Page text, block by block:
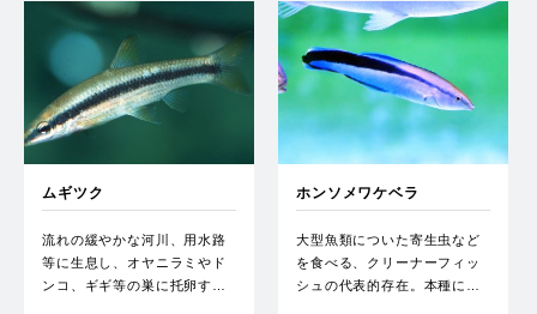
ムギツク
流れの緩やかな河川、用水路
等に生息し、オヤニラミやド
ンコ、ギギ等の巣に托卵す…
ホンソメワケベラ
大型魚類についた寄生虫など
を食べる、クリーナーフィッ
シュの代表的存在。本種に…